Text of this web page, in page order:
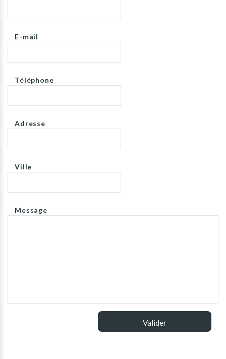
E-mail
Téléphone
Adresse
Ville
Message
Valider